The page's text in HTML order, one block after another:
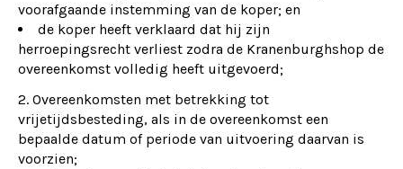
voorafgaande instemming van de koper; en
de koper heeft verklaard dat hij zijn
herroepingsrecht verliest zodra de Kranenburghshop de
overeenkomst volledig heeft uitgevoerd;
Overeenkomsten met betrekking tot
vrijetijdsbesteding, als in de overeenkomst een
bepaalde datum of periode van uitvoering daarvan is
voorzien;